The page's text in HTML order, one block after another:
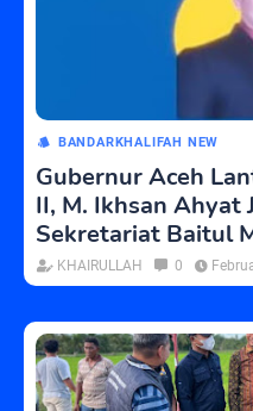
BANDARKHALIFAH NEW
Gubernur Aceh
II, M. Ikhsan Ahyat
Sekretariat Baitul
KHAIRULLAH 0